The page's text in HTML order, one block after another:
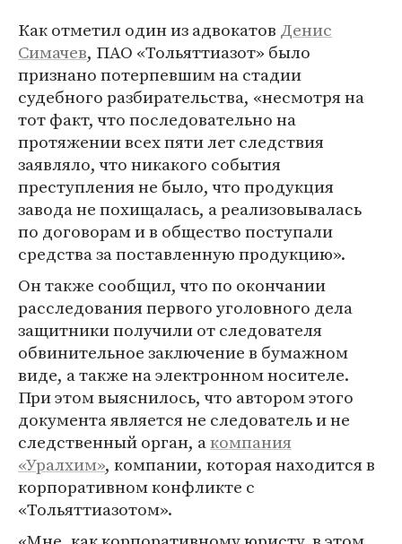
Как отметил один из адвокатов Денис
Симачев, ПАО «Тольяттиазот» было
признано потерпевшим на стадии
судебного разбирательства, «несмотря на
тот факт, что последовательно на
протяжении всех пяти лет следствия
заявляло, что никакого события
преступления не было, что продукция
завода не похищалась, а реализовывалась
по договорам и в общество поступали
средства за поставленную продукцию».
Он также сообщил, что по окончании
расследования первого уголовного дела
защитники получили от следователя
обвинительное заключение в бумажном
виде, а также на электронном носителе.
При этом выяснилось, что автором этого
документа является не следователь и не
следственный орган, акомпания
«Уралхим», компании, которая находится в
корпоративном конфликте с
«Тольяттиазотом».